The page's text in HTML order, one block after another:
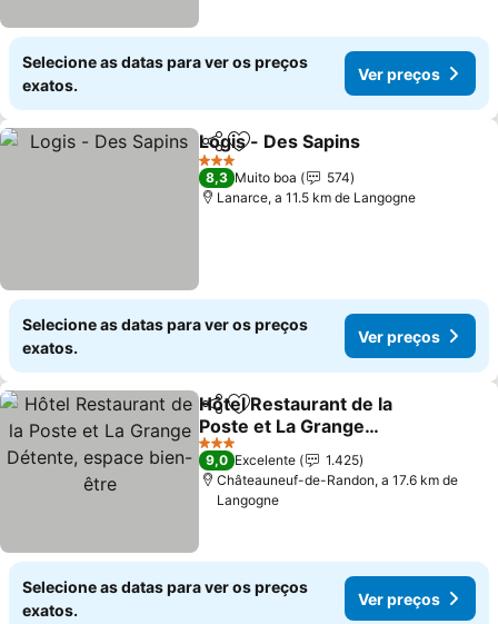
Selecione as datas para ver os preços
exatos.
Ver preços
PartilharAdicionar aos favoritos
Logis - Des Sapins
3 Estrelas
8,3 Muito boa
574
Lanarce, a 11.5 km de Langogne
Selecione as datas para ver os preços
exatos.
Ver preços
PartilharAdicionar aos favoritos
Hôtel Restaurant de la
Poste et La Grange
Détente, espace bien-
être
3 Estrelas
9,0 Excelente
1.425
Châteauneuf-de-Randon, a 17.6 km de
Langogne
Selecione as datas para ver os preços
exatos.
Ver preços